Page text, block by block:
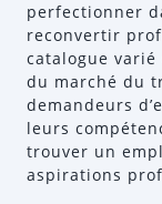
perfectionner
reconvertir
catalogue
du marché du
demandeurs
leurs
trouver un
aspirations